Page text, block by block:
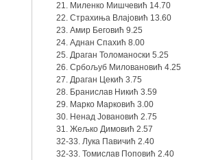
21. Миленко Мишчевић 14.70
22. Страхиња Влајовић 13.60
23. Амир Беговић 9.25
24. Аднан Спахић 8.00
25. Драган Толоманоски 5.25
26. Србољуб Миловановић 4.25
27. Драган Цекић 3.75
28. Бранислав Никић 3.59
29. Марко Марковић 3.00
30. Ненад Јовановић 2.75
31. Жељко Димовић 2.57
32-33. Лука Павичић 2.40
32-33. Томислав Поповић 2.40